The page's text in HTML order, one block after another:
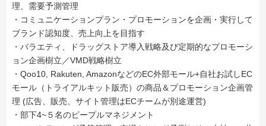
理、需要予測管理
・コミュニケーションプラン・プロモーションを企画・実行して
ブランド認知度、売上向上を目指す
・バラエティ、ドラッグストア導入戦略及び定期的なプロモーシ
ョン企画樹立／VMD戦略樹立
・Qoo10, Rakuten, AmazonなどのEC外部モール+自社お試しEC
モール（トライアルキット販売）の商品＆プロモーション企画管
理 (広告、販売、サイト管理はECチームが別途運営)
・部下4~５名のピープルマネジメント